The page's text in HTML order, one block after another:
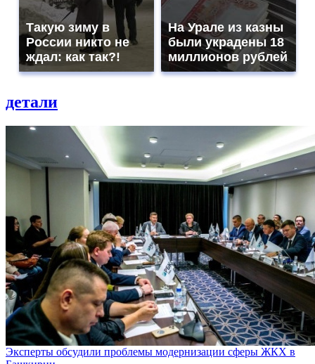
Такую зиму в
России никто не
ждал: как так?!
На Урале из казны
были украдены 18
миллионов рублей
детали
Эксперты обсудили проблемы модернизации сферы ЖКХ в